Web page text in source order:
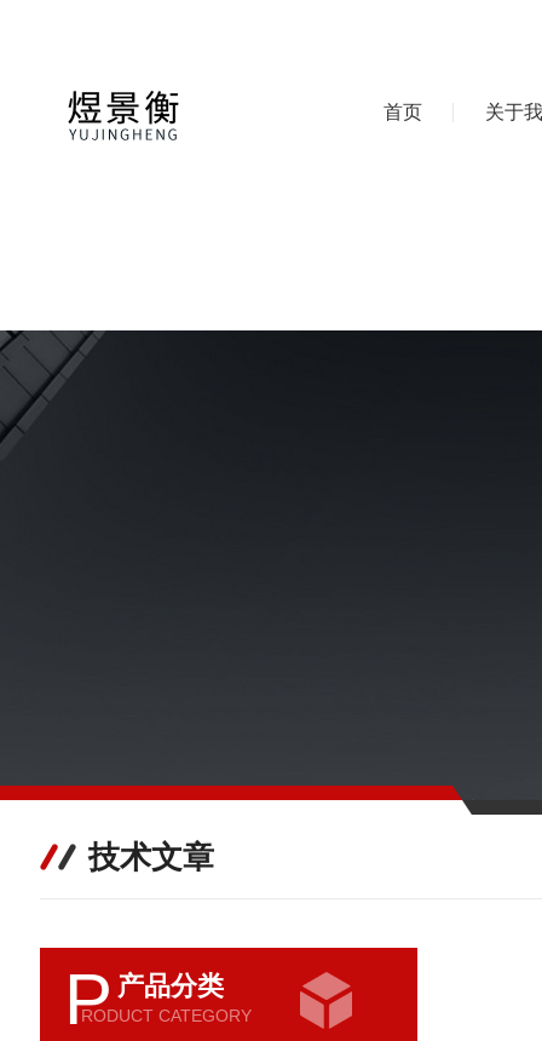
首页 关于
技术文章
P 产品分类
RODUCT CATEGORY